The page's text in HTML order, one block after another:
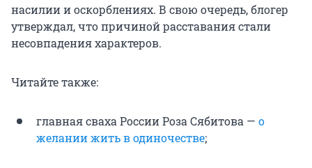
насилии и оскорблениях. В свою очередь, блогер
утверждал, что причиной расставания стали
несовпадения характеров.
Читайте также:
главная сваха России Роза Сябитова — о
желании жить в одиночестве;